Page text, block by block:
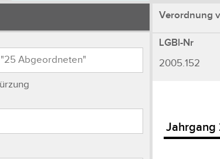
Verordnung
LGBl-Nr
2005.152